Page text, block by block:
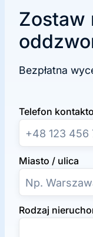
Zostaw
Bezpłatna
Telefon
Miasto / ulica
Rodzaj